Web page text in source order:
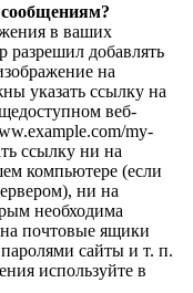
в ваших
разрешил добавлять
на
указать ссылку на
веб-
my-
ссылку ни на
компьютере (если
ни на
необходима
почтовые ящики
сайты и т. п.
используйте в